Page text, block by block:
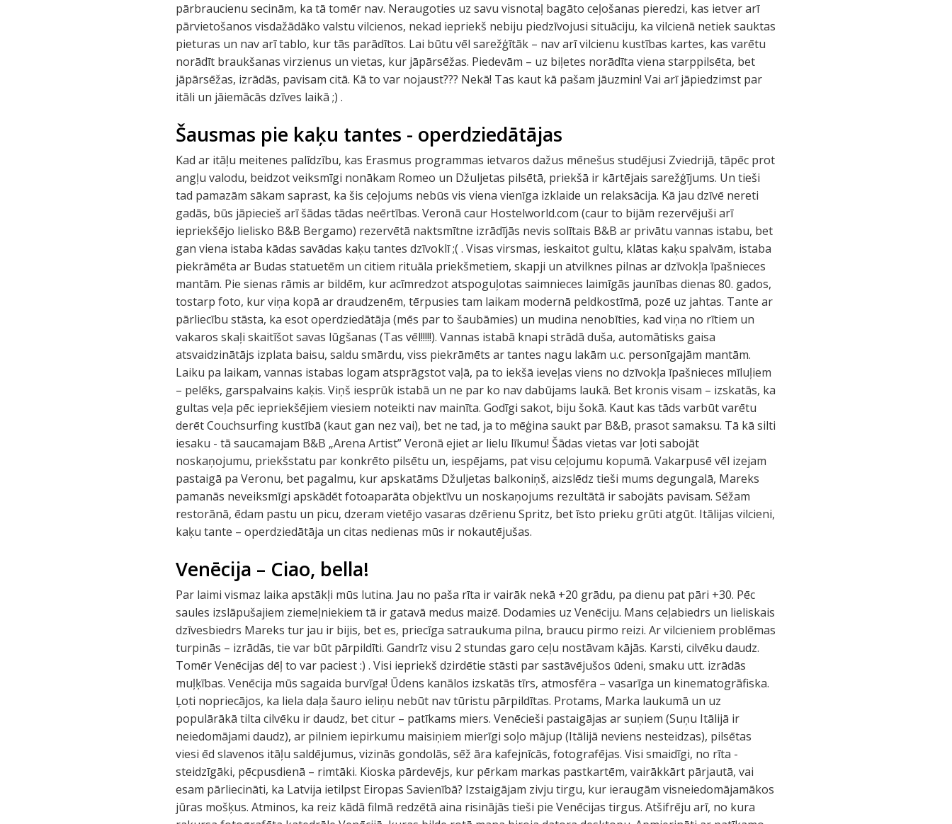
pārbraucienu secinām, ka tā tomēr nav. Neraugoties uz savu visnotaļ bagāto ceļošanas pieredzi, kas ietver arī
pārvietošanos visdažādāko valstu vilcienos, nekad iepriekš nebiju piedzīvojusi situāciju, ka vilcienā netiek sauktas
pieturas un nav arī tablo, kur tās parādītos. Lai būtu vēl sarežģītāk – nav arī vilcienu kustības kartes, kas varētu
norādīt braukšanas virzienus un vietas, kur jāpārsēžas. Piedevām – uz biļetes norādīta viena starppilsēta, bet
jāpārsēžas, izrādās, pavisam citā. Kā to var nojaust??? Nekā! Tas kaut kā pašam jāuzmin! Vai arī jāpiedzimst par
itāli un jāiemācās dzīves laikā ;) .
Šausmas pie kaķu tantes - operdziedātājas
Kad ar itāļu meitenes palīdzību, kas Erasmus programmas ietvaros dažus mēnešus studējusi Zviedrijā, tāpēc prot
angļu valodu, beidzot veiksmīgi nonākam Romeo un Džuljetas pilsētā, priekšā ir kārtējais sarežģījums. Un tieši
tad pamazām sākam saprast, ka šis ceļojums nebūs vis viena vienīga izklaide un relaksācija. Kā jau dzīvē nereti
gadās, būs jāpiecieš arī šādas tādas neērtības. Veronā caur Hostelworld.com (caur to bijām rezervējuši arī
iepriekšējo lielisko B&B Bergamo) rezervētā naktsmītne izrādījās nevis solītais B&B ar privātu vannas istabu, bet
gan viena istaba kādas savādas kaķu tantes dzīvoklī ;( . Visas virsmas, ieskaitot gultu, klātas kaķu spalvām, istaba
piekrāmēta ar Budas statuetēm un citiem rituāla priekšmetiem, skapji un atvilknes pilnas ar dzīvokļa īpašnieces
mantām. Pie sienas rāmis ar bildēm, kur acīmredzot atspoguļotas saimnieces laimīgās jaunības dienas 80. gados,
tostarp foto, kur viņa kopā ar draudzenēm, tērpusies tam laikam modernā peldkostīmā, pozē uz jahtas. Tante ar
pārliecību stāsta, ka esot operdziedātāja (mēs par to šaubāmies) un mudina nenobīties, kad viņa no rītiem un
vakaros skaļi skaitīšot savas lūgšanas (Tas vēl!!!!!). Vannas istabā knapi strādā duša, automātisks gaisa
atsvaidzinātājs izplata baisu, saldu smārdu, viss piekrāmēts ar tantes nagu lakām u.c. personīgajām mantām.
Laiku pa laikam, vannas istabas logam atsprāgstot vaļā, pa to iekšā ieveļas viens no dzīvokļa īpašnieces mīluļiem
– pelēks, garspalvains kaķis. Viņš iesprūk istabā un ne par ko nav dabūjams laukā. Bet kronis visam – izskatās, ka
gultas veļa pēc iepriekšējiem viesiem noteikti nav mainīta. Godīgi sakot, biju šokā. Kaut kas tāds varbūt varētu
derēt Couchsurfing kustībā (kaut gan nez vai), bet ne tad, ja to mēģina saukt par B&B, prasot samaksu. Tā kā silti
iesaku - tā saucamajam B&B „Arena Artist” Veronā ejiet ar lielu līkumu! Šādas vietas var ļoti sabojāt
noskaņojumu, priekšstatu par konkrēto pilsētu un, iespējams, pat visu ceļojumu kopumā. Vakarpusē vēl izejam
pastaigā pa Veronu, bet pagalmu, kur apskatāms Džuljetas balkoniņš, aizslēdz tieši mums degungalā, Mareks
pamanās neveiksmīgi apskādēt fotoaparāta objektīvu un noskaņojums rezultātā ir sabojāts pavisam. Sēžam
restorānā, ēdam pastu un picu, dzeram vietējo vasaras dzērienu Spritz, bet īsto prieku grūti atgūt. Itālijas vilcieni,
kaķu tante – operdziedātāja un citas nedienas mūs ir nokautējušas.
Venēcija – Ciao, bella!
Par laimi vismaz laika apstākļi mūs lutina. Jau no paša rīta ir vairāk nekā +20 grādu, pa dienu pat pāri +30. Pēc
saules izslāpušajiem ziemeļniekiem tā ir gatavā medus maizē. Dodamies uz Venēciju. Mans ceļabiedrs un lieliskais
dzīvesbiedrs Mareks tur jau ir bijis, bet es, priecīga satraukuma pilna, braucu pirmo reizi. Ar vilcieniem problēmas
turpinās – izrādās, tie var būt pārpildīti. Gandrīz visu 2 stundas garo ceļu nostāvam kājās. Karsti, cilvēku daudz.
Tomēr Venēcijas dēļ to var paciest :) . Visi iepriekš dzirdētie stāsti par sastāvējušos ūdeni, smaku utt. izrādās
muļķības. Venēcija mūs sagaida burvīga! Ūdens kanālos izskatās tīrs, atmosfēra – vasarīga un kinematogrāfiska.
Ļoti nopriecājos, ka liela daļa šauro ieliņu nebūt nav tūristu pārpildītas. Protams, Marka laukumā un uz
populārākā tilta cilvēku ir daudz, bet citur – patīkams miers. Venēcieši pastaigājas ar suņiem (Suņu Itālijā ir
neiedomājami daudz), ar pilniem iepirkumu maisiņiem mierīgi soļo mājup (Itālijā neviens nesteidzas), pilsētas
viesi ēd slavenos itāļu saldējumus, vizinās gondolās, sēž āra kafejnīcās, fotografējas. Visi smaidīgi, no rīta -
steidzīgāki, pēcpusdienā – rimtāki. Kioska pārdevējs, kur pērkam markas pastkartēm, vairākkārt pārjautā, vai
esam pārliecināti, ka Latvija ietilpst Eiropas Savienībā? Izstaigājam zivju tirgu, kur ieraugām visneiedomājamākos
jūras mošķus. Atminos, ka reiz kādā filmā redzētā aina risinājās tieši pie Venēcijas tirgus. Atšifrēju arī, no kura